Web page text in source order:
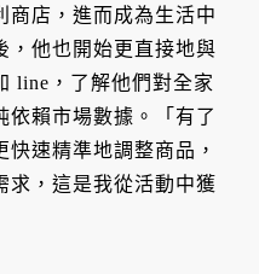
商店，進而成為生活中
，他也開始更直接地與
line，了解他們對全家
依賴市場數據。「有了
速精準地調整商品，
求，這是我從活動中獲